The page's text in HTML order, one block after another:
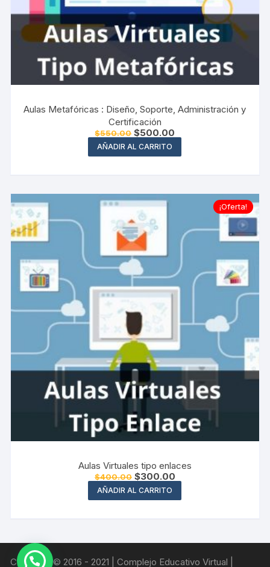
Aulas Metafóricas : Diseño, Soporte, Administración y
Certificación
$550.00 El
precio
original
era:
$500.00
precio
es:
AÑADIR AL CARRITO
¡Oferta!
Aulas Virtuales tipo enlaces
$400.00 El
precio
original
era:
$300.00El
precio
es:
AÑADIR AL CARRITO
Copyright © 2016 - 2021 | Complejo Educativo Virtual |